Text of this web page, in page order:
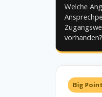
Welche
vorhanden?
Big